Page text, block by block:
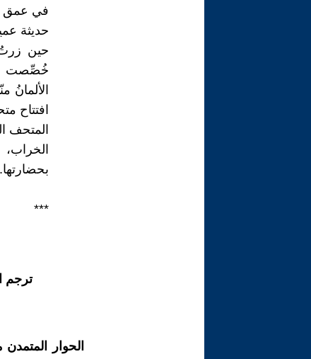
في عمق
حديثة
حين
خُصِّصت
افتتاح
المتحف
***
ترجم
الحوار